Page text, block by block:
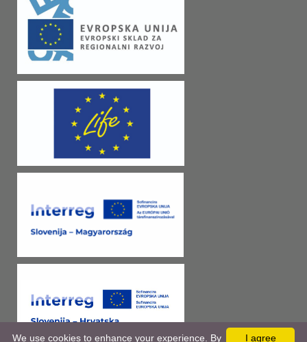
I agree
We use cookies to enhance your experience. By